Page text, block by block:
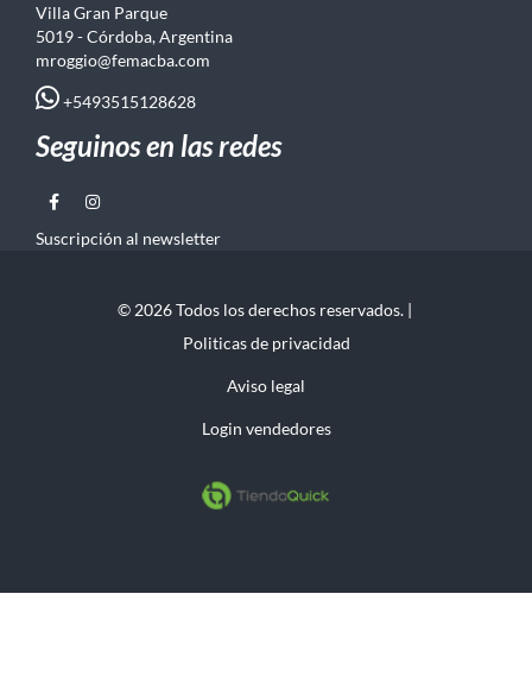
Villa Gran Parque
5019 - Córdoba, Argentina
mroggio@femacba.com
+5493515128628
Seguinos en las redes
Suscripción al newsletter
© 2026 Todos los derechos reservados. |
Politicas de privacidad
Aviso legal
Login vendedores